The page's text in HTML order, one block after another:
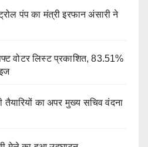
पंप का मंत्री इरफान अंसारी ने
वोटर लिस्ट प्रकाशित, 83.51%
तैयारियों का अपर मुख्य सचिव वंदना